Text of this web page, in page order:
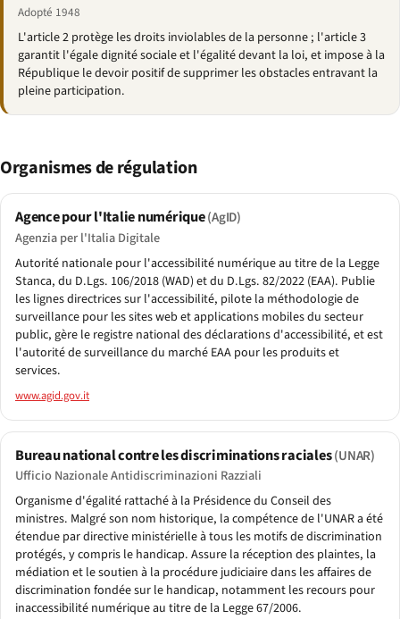
Adopté 1948
L'article 2 protège les droits inviolables de la personne ; l'article 3
garantit l'égale dignité sociale et l'égalité devant la loi, et impose à la
République le devoir positif de supprimer les obstacles entravant la
pleine participation.
Organismes de régulation
Agence pour l'Italie numérique(AgID)
Agenzia per l'Italia Digitale
Autorité nationale pour l'accessibilité numérique au titre de la Legge
Stanca, du D.Lgs. 106/2018 (WAD) et du D.Lgs. 82/2022 (EAA). Publie
les lignes directrices sur l'accessibilité, pilote la méthodologie de
surveillance pour les sites web et applications mobiles du secteur
public, gère le registre national des déclarations d'accessibilité, et est
l'autorité de surveillance du marché EAA pour les produits et
services.
www.agid.gov.it
Bureau national contre les discriminations raciales(UNAR)
Ufficio Nazionale Antidiscriminazioni Razziali
Organisme d'égalité rattaché à la Présidence du Conseil des
ministres. Malgré son nom historique, la compétence de l'UNAR a été
étendue par directive ministérielle à tous les motifs de discrimination
protégés, y compris le handicap. Assure la réception des plaintes, la
médiation et le soutien à la procédure judiciaire dans les affaires de
discrimination fondée sur le handicap, notamment les recours pour
inaccessibilité numérique au titre de la Legge 67/2006.